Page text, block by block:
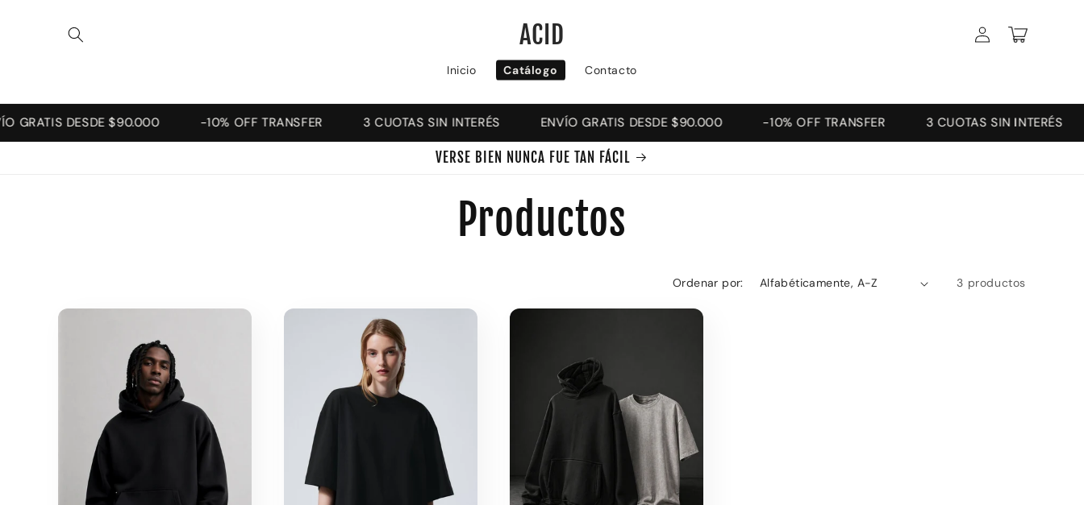
al contenido
ACID
Inicio Catálogo Contacto
Iniciar
sesión
Carrito
GRATIS DESDE $90.000 -10% OFF TRANSFER 3 CUOTAS SIN INTERÉS ENVÍO GRATIS DESDE $90.000 -10% OFF TRANSFER 3 CUOTAS SIN INTERÉS
VERSE BIEN NUNCA FUE TAN FÁCIL
C
l
Productos
Ordenar por: 3 productos